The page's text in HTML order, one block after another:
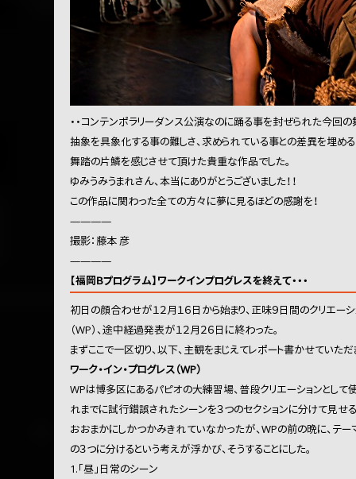
・・コンテンポラリーダンス公演なのに踊る事を封ぜられた今回の
抽象を具象化する事の難しさ、求められている事との差異を埋め
舞踏の片鱗を感じさせて頂けた貴重な作品でした。
ゆみうみうまれさん、本当にありがとうございました！！
この作品に関わった全ての方々に夢に見るほどの感謝を！
――――
撮影：藤本 彦
――――
【福岡Ｂプログラム】ワークインプログレスを終えて・・・
初日の顔合わせが１２月１６日から始まり、正味９日間のクリエー
（WP）、途中経過発表が１２月２６日に終わった。
まずここで一区切り、以下、主観をまじえてレポート書かせていただ
ワーク・イン・プログレス（WP）
WPは博多区にあるパピオの大練習場、普段クリエーションとし
れまでに試行錯誤されたシーンを３つのセクションに分けて見せ
おおまかにしかつかみきれていなかったが、WPの前の晩に、テーマ
の３つに分けるという考えが浮かび、そうすることにした。
1.「昼」日常のシーン